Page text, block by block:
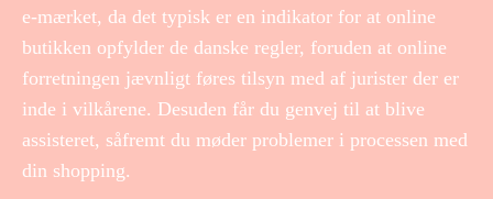
e-mærket, da det typisk er en indikator for at online
butikken opfylder de danske regler, foruden at online
forretningen jævnligt føres tilsyn med af jurister der er
inde i vilkårene. Desuden får du genvej til at blive
assisteret, såfremt du møder problemer i processen med
din shopping.